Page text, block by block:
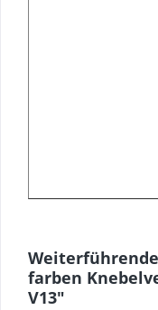
farben
V13"